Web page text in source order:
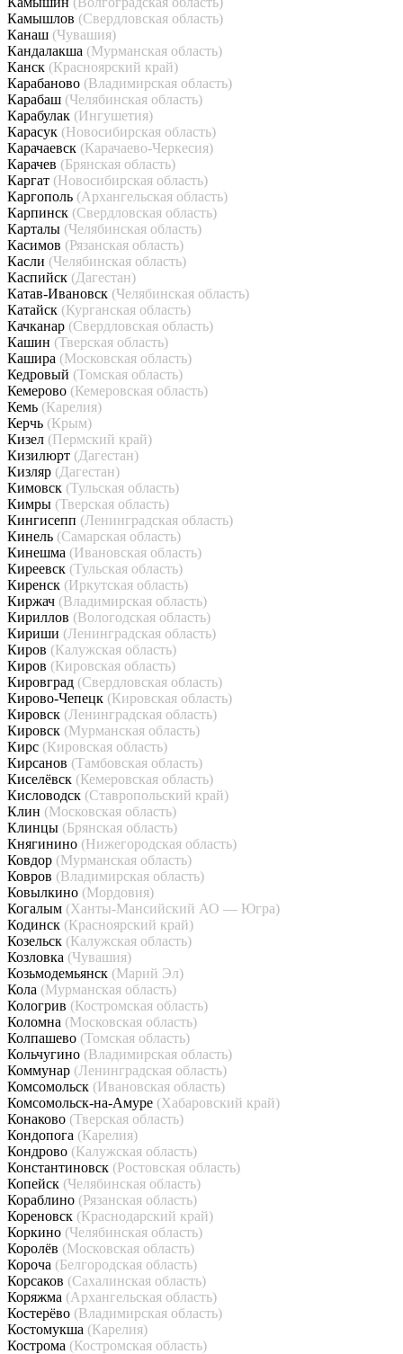
Камышлов (Свердловская область)
Канаш (Чувашия)
Кандалакша (Мурманская область)
Канск (Красноярский край)
Карабаново (Владимирская область)
Карабаш (Челябинская область)
Карабулак (Ингушетия)
Карасук (Новосибирская область)
Карачаевск (Карачаево-Черкесия)
Карачев (Брянская область)
Каргат (Новосибирская область)
Каргополь (Архангельская область)
Карпинск (Свердловская область)
Карталы (Челябинская область)
Касимов (Рязанская область)
Касли (Челябинская область)
Каспийск (Дагестан)
Катав-Ивановск (Челябинская область)
Катайск (Курганская область)
Качканар (Свердловская область)
Кашин (Тверская область)
Кашира (Московская область)
Кедровый (Томская область)
Кемерово (Кемеровская область)
Кемь (Карелия)
Керчь (Крым)
Кизел (Пермский край)
Кизилюрт (Дагестан)
Кизляр (Дагестан)
Кимовск (Тульская область)
Кимры (Тверская область)
Кингисепп (Ленинградская область)
Кинель (Самарская область)
Кинешма (Ивановская область)
Киреевск (Тульская область)
Киренск (Иркутская область)
Киржач (Владимирская область)
Кириллов (Вологодская область)
Кириши (Ленинградская область)
Киров (Калужская область)
Киров (Кировская область)
Кировград (Свердловская область)
Кирово-Чепецк (Кировская область)
Кировск (Ленинградская область)
Кировск (Мурманская область)
Кирс (Кировская область)
Кирсанов (Тамбовская область)
Киселёвск (Кемеровская область)
Кисловодск (Ставропольский край)
Клин (Московская область)
Клинцы (Брянская область)
Княгинино (Нижегородская область)
Ковдор (Мурманская область)
Ковров (Владимирская область)
Ковылкино (Мордовия)
Когалым (Ханты-Мансийский АО — Югра)
Кодинск (Красноярский край)
Козельск (Калужская область)
Козловка (Чувашия)
Козьмодемьянск (Марий Эл)
Кола (Мурманская область)
Кологрив (Костромская область)
Коломна (Московская область)
Колпашево (Томская область)
Кольчугино (Владимирская область)
Коммунар (Ленинградская область)
Комсомольск (Ивановская область)
Комсомольск-на-Амуре (Хабаровский край)
Конаково (Тверская область)
Кондопога (Карелия)
Кондрово (Калужская область)
Константиновск (Ростовская область)
Копейск (Челябинская область)
Кораблино (Рязанская область)
Кореновск (Краснодарский край)
Коркино (Челябинская область)
Королёв (Московская область)
Короча (Белгородская область)
Корсаков (Сахалинская область)
Коряжма (Архангельская область)
Костерёво (Владимирская область)
Костомукша (Карелия)
Кострома (Костромская область)